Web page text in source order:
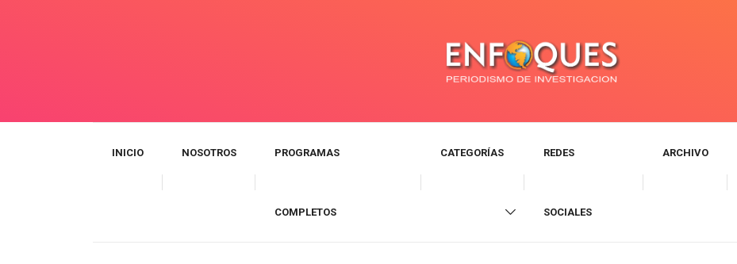
INICIO NOSOTROS PROGRAMAS
COMPLETOS
CATEGORÍAS REDES
SOCIALES
ARCHIVO